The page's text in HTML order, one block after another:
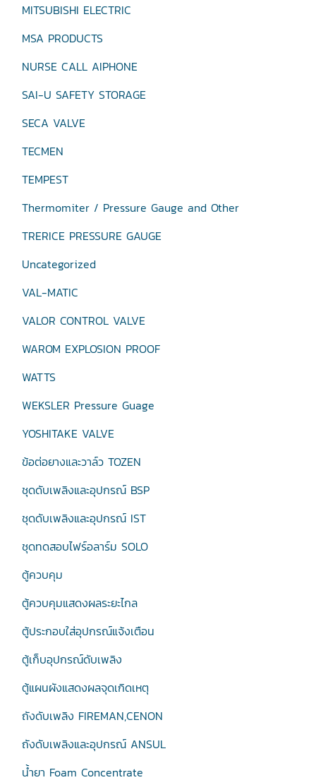
MITSUBISHI ELECTRIC
MSA PRODUCTS
NURSE CALL AIPHONE
SAI-U SAFETY STORAGE
SECA VALVE
TECMEN
TEMPEST
Thermomiter / Pressure Gauge and Other
TRERICE PRESSURE GAUGE
Uncategorized
VAL-MATIC
VALOR CONTROL VALVE
WAROM EXPLOSION PROOF
WATTS
WEKSLER Pressure Guage
YOSHITAKE VALVE
ข้อต่อยางและวาล์ว TOZEN
ชุดดับเพลิงและอุปกรณ์ BSP
ชุดดับเพลิงและอุปกรณ์ IST
ชุดทดสอบไฟร์อลาร์ม SOLO
ตู้ควบคุม
ตู้ควบคุมแสดงผลระยะไกล
ตู้ประกอบใส่อุปกรณ์แจ้งเตือน
ตู้เก็บอุปกรณ์ดับเพลิง
ตู้แผนผังแสดงผลจุดเกิดเหตุ
ถังดับเพลิง FIREMAN,CENON
ถังดับเพลิงและอุปกรณ์ ANSUL
น้ำยา Foam Concentrate